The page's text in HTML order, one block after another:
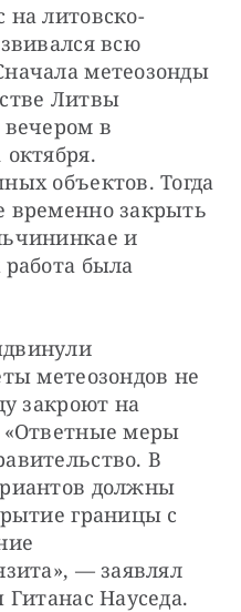
на литовско-
всю
метеозонды
Литвы
в
объектов. Тогда
временно закрыть
и
была
метеозондов не
закроют на
«Ответные меры
В
должны
границы с
— заявлял
Науседа.